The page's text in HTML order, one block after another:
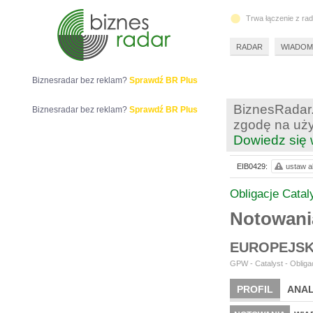
zgodę na
Dowiedz się
Obligacje
GPW - Catalyst -
PROFIL
EIB0429: ustaw
Biznesradar bez reklam? Sprawdź BR Plus
Biznesradar bez reklam? Sprawdź BR Plus
Trwa łączenie z
RADAR